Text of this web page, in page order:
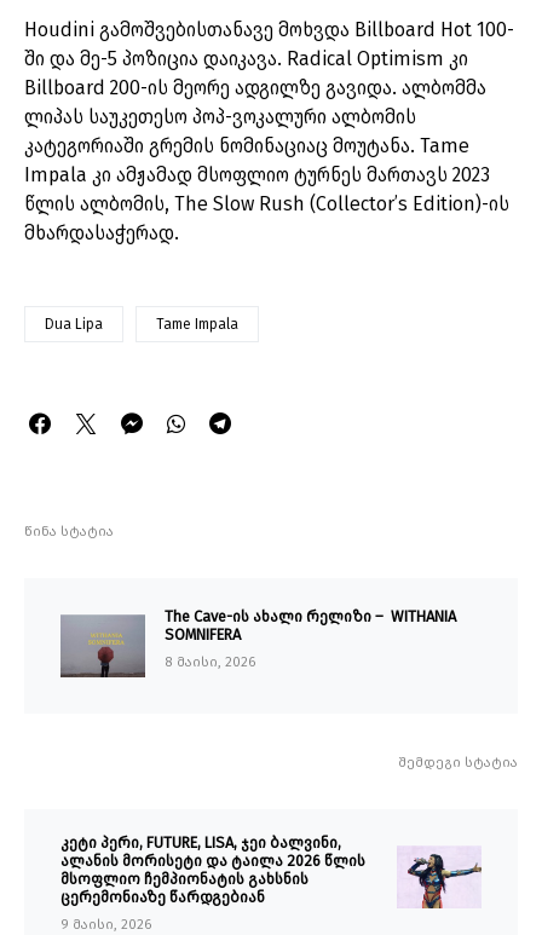
Houdini გამოშვებისთანავე მოხვდა Billboard Hot 100-
ში და მე-5 პოზიცია დაიკავა. Radical Optimism კი
Billboard 200-ის მეორე ადგილზე გავიდა. ალბომმა
ლიპას საუკეთესო პოპ-ვოკალური ალბომის
კატეგორიაში გრემის ნომინაციაც მოუტანა. Tame
Impala კი ამჟამად მსოფლიო ტურნეს მართავს 2023
წლის ალბომის, The Slow Rush (Collector’s Edition)-ის
მხარდასაჭერად.
Dua Lipa Tame Impala
წინა სტატია
The Cave-ის ახალი რელიზი – WITHANIA
SOMNIFERA
8 მაისი, 2026
შემდეგი სტატია
კეტი პერი, FUTURE, LISA, ჯეი ბალვინი,
ალანის მორისეტი და ტაილა 2026 წლის
მსოფლიო ჩემპიონატის გახსნის
ცერემონიაზე წარდგებიან
9 მაისი, 2026